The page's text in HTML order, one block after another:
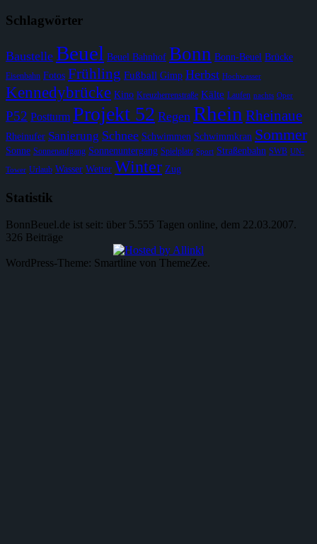
Schlagwörter
Baustelle Beuel Beuel Bahnhof Bonn Bonn-Beuel Brücke
Eisenbahn Fotos Frühling Fußball Gimp Herbst Hochwasser
Kennedybrücke Kino Kreuzherrenstraße Kälte Laufen nachts Oper
P52 Postturm Projekt 52 Regen Rhein Rheinaue
Rheinufer Sanierung Schnee Schwimmen Schwimmkran Sommer
Sonne Sonnenaufgang Sonnenuntergang Spielplatz Sport Straßenbahn SWB UN-
Tower Urlaub Wasser Wetter Winter Zug
Statistik
BonnBeuel.de ist seit: über 5.555 Tagen online, dem 22.03.2007.
326 Beiträge
WordPress-Theme: Smartline von ThemeZee.